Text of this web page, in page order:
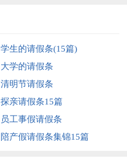
学生的请假条(15篇)
大学的请假条
清明节请假条
探亲请假条15篇
员工事假请假条
陪产假请假条集锦15篇